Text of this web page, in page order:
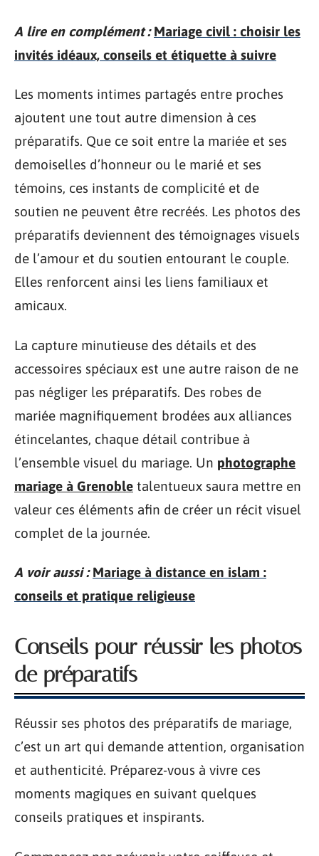
A lire en complément : Mariage civil : choisir les
invités idéaux, conseils et étiquette à suivre
Les moments intimes partagés entre proches
ajoutent une tout autre dimension à ces
préparatifs. Que ce soit entre la mariée et ses
demoiselles d’honneur ou le marié et ses
témoins, ces instants de complicité et de
soutien ne peuvent être recréés. Les photos des
préparatifs deviennent des témoignages visuels
de l’amour et du soutien entourant le couple.
Elles renforcent ainsi les liens familiaux et
amicaux.
La capture minutieuse des détails et des
accessoires spéciaux est une autre raison de ne
pas négliger les préparatifs. Des robes de
mariée magnifiquement brodées aux alliances
étincelantes, chaque détail contribue à
l’ensemble visuel du mariage. Un photographe
mariage à Grenoble talentueux saura mettre en
valeur ces éléments afin de créer un récit visuel
complet de la journée.
A voir aussi : Mariage à distance en islam :
conseils et pratique religieuse
Conseils pour réussir les photos
de préparatifs
Réussir ses photos des préparatifs de mariage,
c’est un art qui demande attention, organisation
et authenticité. Préparez-vous à vivre ces
moments magiques en suivant quelques
conseils pratiques et inspirants.